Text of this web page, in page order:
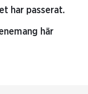
har passerat.
här